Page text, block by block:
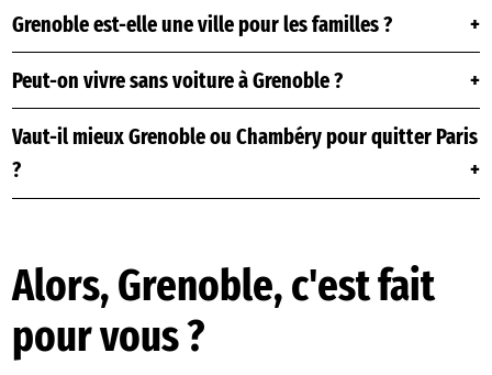
Grenoble est-elle une ville pour les familles ?
Peut-on vivre sans voiture à Grenoble ?
Vaut-il mieux Grenoble ou Chambéry pour quitter Paris
?
Alors, Grenoble, c'est fait
pour vous ?